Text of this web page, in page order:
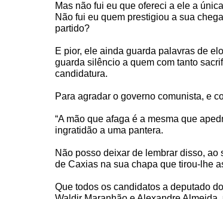
Mas não fui eu que ofereci a ele a
Não fui eu quem prestigiou a sua
partido?
E pior, ele ainda guarda palavras de
guarda silêncio a quem com tanto
candidatura.
Para agradar o governo comunista, e
“A mão que afaga é a mesma que
ingratidão a uma pantera.
Não posso deixar de lembrar disso,
de Caxias na sua chapa que tirou-lhe
Que todos os candidatos a deputado